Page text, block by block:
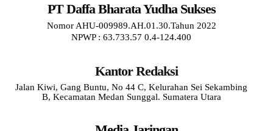
PT Daffa Bharata Yudha Sukses
Nomor AHU-009989.AH.01.30.Tahun 2022
NPWP : 63.733.57 0.4-124.400
Kantor Redaksi
Jalan Kiwi, Gang Buntu, No 44 C, Kelurahan Sei Sekambing
B, Kecamatan Medan Sunggal. Sumatera Utara